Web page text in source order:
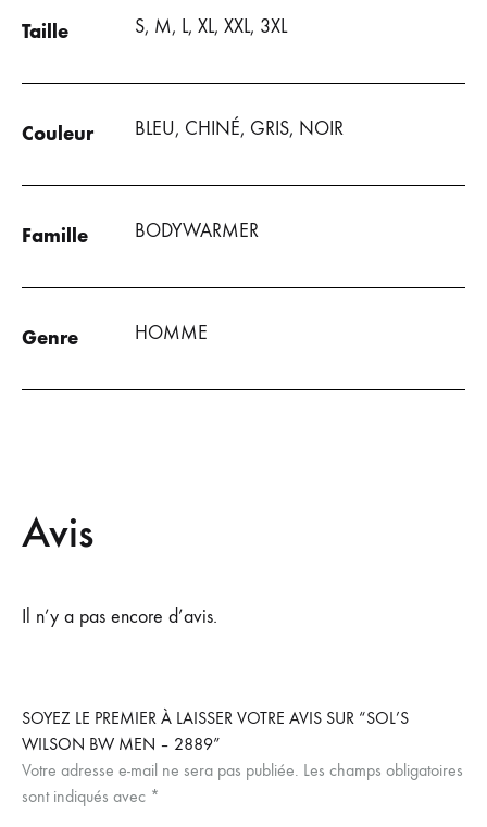
Taille S, M, L, XL, XXL, 3XL
Couleur BLEU, CHINÉ, GRIS, NOIR
Famille BODYWARMER
Genre HOMME
Avis
Il n’y a pas encore d’avis.
SOYEZ LE PREMIER À LAISSER VOTRE AVIS SUR “SOL’S
WILSON BW MEN – 2889”
Votre adresse e-mail ne sera pas publiée. Les champs obligatoires
sont indiqués avec *